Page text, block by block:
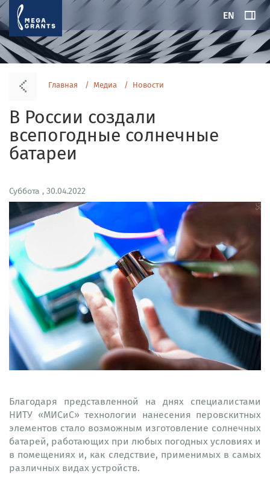
EN
Главная Медиа Новости
В России создали
всепогодные солнечные
батареи
Суббота , 30.04.2022
Благодаря представленной на днях специалистами
НИТУ «МИСиС» технологии нанесения перовскитных
элементов стало возможным изготовление солнечных
батарей, работающих при любых погодных условиях и
в помещениях и, как следствие, применимых в самых
различных видах устройств.